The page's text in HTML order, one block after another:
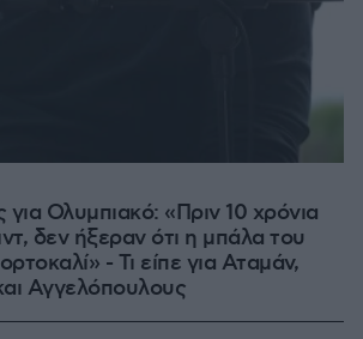
για Ολυμπιακό: «Πριν 10 χρόνια
δεν ήξεραν ότι η μπάλα του
- Τι είπε για Αταμάν,
Αγγελόπουλους